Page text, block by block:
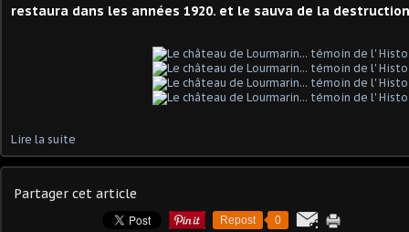
restaura dans les années 1920. et le sauva de la
Lire la suite
Partager cet article
Repost 0